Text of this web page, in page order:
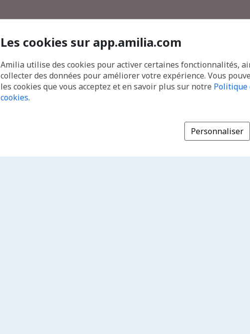
Les cookies sur app.amilia.com
Amilia utilise des cookies pour activer certaines fonctionnalités,
collecter des données pour améliorer votre expérience. Vous
les cookies que vous acceptez et en savoir plus sur notre Politique
cookies.
Personnaliser